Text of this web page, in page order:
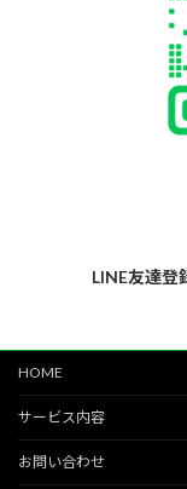
LINE友達登
HOME
サービス内容
お問い合わせ